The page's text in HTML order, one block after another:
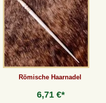
Römische Haarnadel
6,71 €*